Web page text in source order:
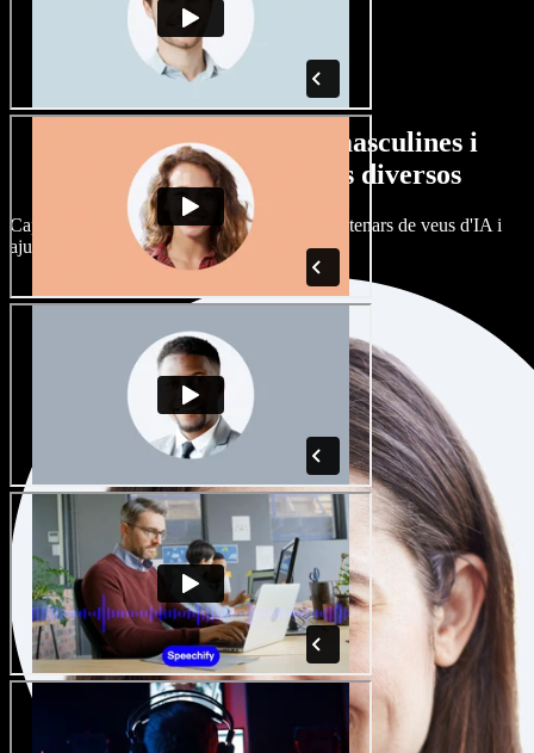
Gran varietat de veus masculines i
femenines amb accents diversos
Cap projecte ha de sonar igual. Tria entre centenars de veus d'IA i
ajusta'n l’accent.